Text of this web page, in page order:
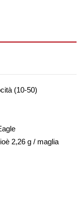
(10-50)
2,26 g / maglia